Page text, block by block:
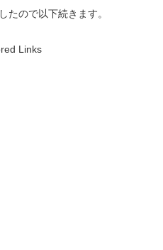
たので以下続きます。
Links